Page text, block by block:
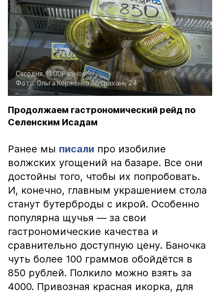
Сегодня, 11:00Разное
Фото:Ольга КорженкоАстрахань 24
Продолжаем гастрономический рейд по
Селенским Исадам
Ранее мы писали про изобилие
волжских угощений на базаре. Все они
достойны того, чтобы их попробовать.
И, конечно, главным украшением стола
станут бутерброды с икрой. Особенно
популярна щучья — за свои
гастрономические качества и
сравнительно доступную цену. Баночка
чуть более 100 граммов обойдётся в
850 рублей. Полкило можно взять за
4000. Привозная красная икорка, для